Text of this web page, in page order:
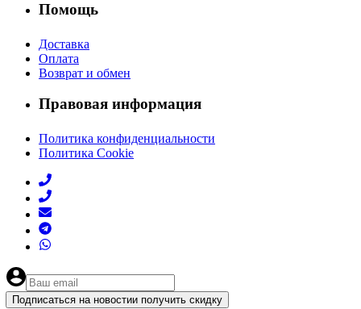
Помощь
Доставка
Оплата
Возврат и обмен
Правовая информация
Политика конфиденциальности
Политика Cookie
Подписаться на новостии получить скидку